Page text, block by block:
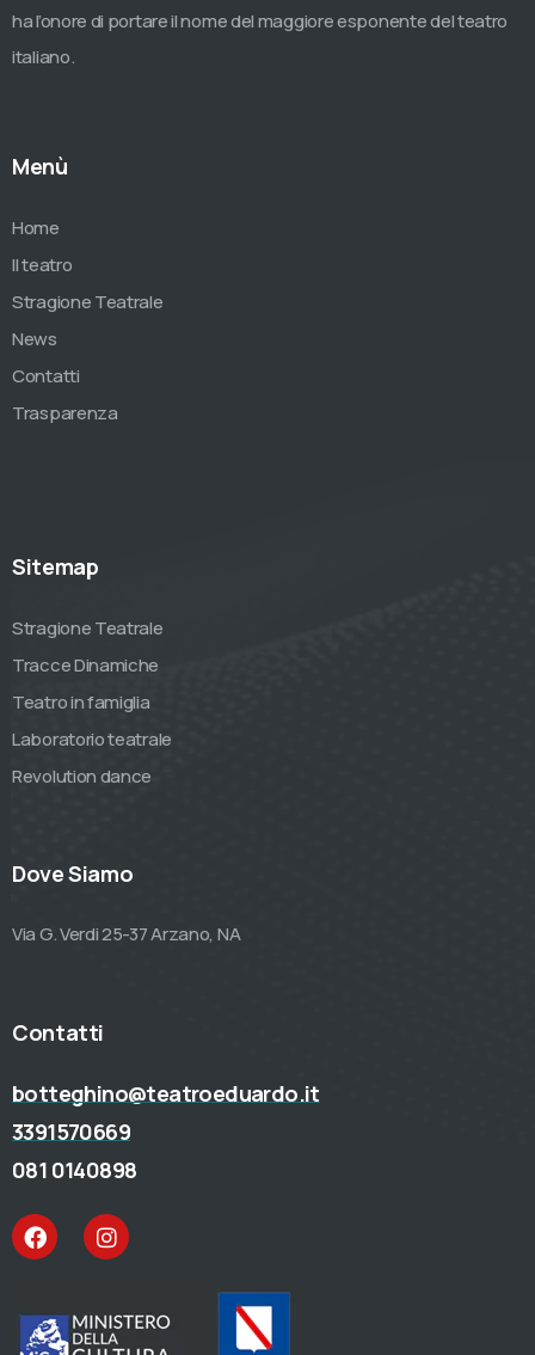
ha l’onore di portare il nome del maggiore esponente del teatro
italiano.
Menù
Home
Il teatro
Stragione Teatrale
News
Contatti
Trasparenza
Sitemap
Stragione Teatrale
Tracce Dinamiche
Teatro in famiglia
Laboratorio teatrale
Revolution dance
Dove Siamo
Via G. Verdi 25-37 Arzano, NA
Contatti
botteghino@teatroeduardo.it
3391570669
081 0140898